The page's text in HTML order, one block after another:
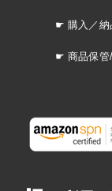
☛ 購入／納
☛ 商品保管